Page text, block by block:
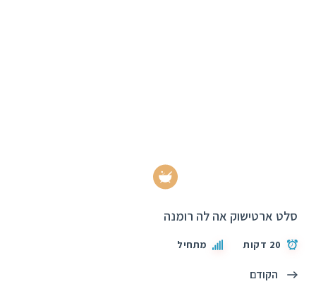
סלט ארטישוק אה לה רומנה
20 דקות מתחיל